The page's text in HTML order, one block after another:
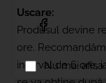
Nu mai afisa
Uscare:
Produsul devine
ore.
interval de 6 ore,